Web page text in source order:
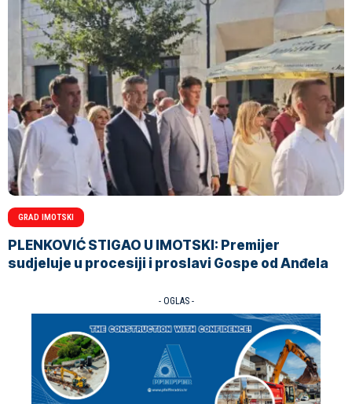
GRAD IMOTSKI
PLENKOVIĆ STIGAO U IMOTSKI: Premijer
sudjeluje u procesiji i proslavi Gospe od Anđela
- OGLAS -